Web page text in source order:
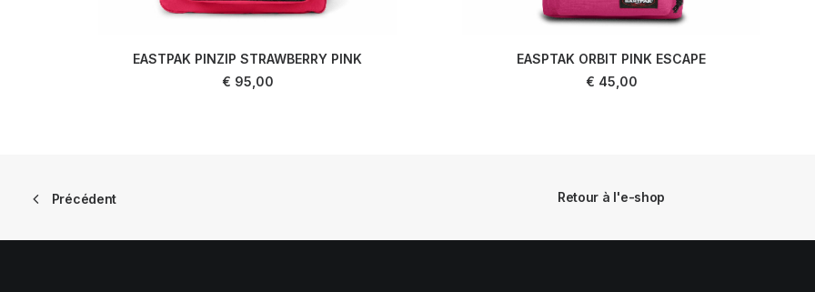
EASTPAK PINZIP STRAWBERRY PINK
€ 95,00
EASPTAK ORBIT PINK ESCAPE
€ 45,00
Précédent Retour à l'e-shop